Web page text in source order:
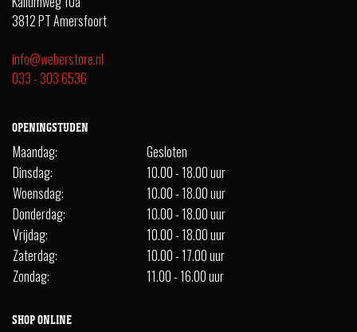
3812 PT Amersfoort
info@weberstore.nl
033 - 303 6536
OPENINGSTIJDEN
Maandag:
Gesloten
Dinsdag:
10.00 - 18.00 uur
Woensdag:
10.00 - 18.00 uur
Donderdag:
10.00 - 18.00 uur
Vrijdag:
10.00 - 18.00 uur
Zaterdag:
10.00 - 17.00 uur
Zondag:
11.00 - 16.00 uur
SHOP ONLINE